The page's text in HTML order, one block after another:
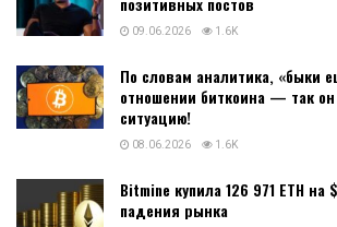
09.06.2026 1.6K
По словам аналитика, «быки
отношении биткоина — так
ситуацию!
08.06.2026 1.6K
Bitmine купила 126 971 ETH
падения рынка